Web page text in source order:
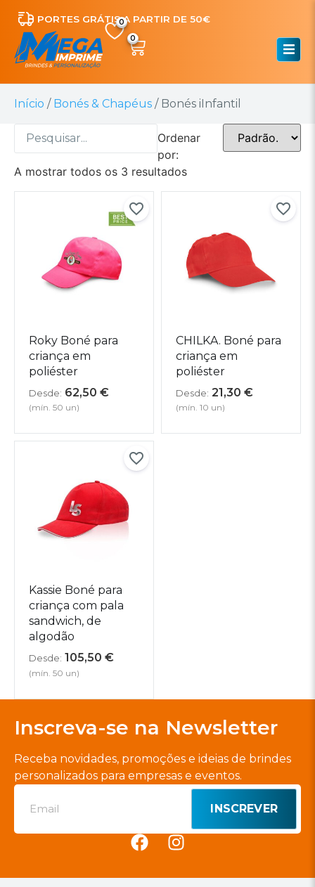
PORTES GRÁTIS A PARTIR DE 50€
0
Início / Bonés & Chapéus / Bonés iInfantil
Ordenar
por:
A mostrar todos os 3 resultados
Roky Boné para
criança em
poliéster
Desde: 62,50 €
(mín. 50 un)
CHILKA. Boné para
criança em
poliéster
Desde: 21,30 €
(mín. 10 un)
Kassie Boné para
criança com pala
sandwich, de
algodão
Desde: 105,50 €
(mín. 50 un)
Inscreva-se na Newsletter
Receba novidades, promoções e ideias de brindes
personalizados para empresas e eventos.
INSCREVER